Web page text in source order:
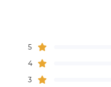
5
4
3